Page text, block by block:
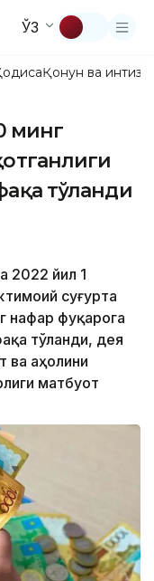
ЎЗ
Қонун ва
минг
тўланди
2022 йил 1
суғурта
нафар фуқарога
тўланди, дея
ва аҳолини
матбуот